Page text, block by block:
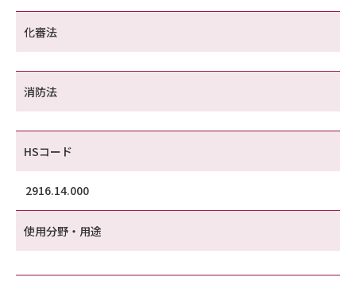
化審法
消防法
HSコード
2916.14.000
使用分野・用途